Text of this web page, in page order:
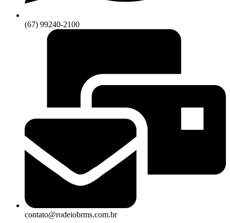
(67) 99240-2100
contato@rodeiobrms.com.br